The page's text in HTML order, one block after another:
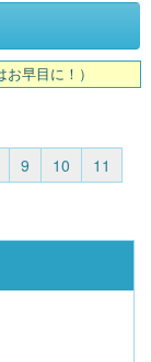
早目に！）
9 10
11